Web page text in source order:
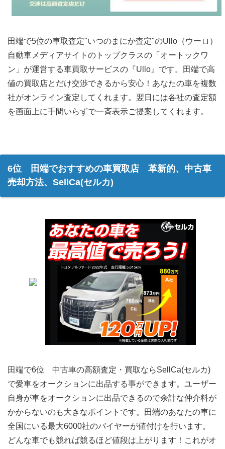
田端で5位の車取査定"いつのまにか査定"のUllo（ウーロ）
自動車メディアサイトのトップクラスの「オートックワ
ン」が運営する車買取サービスの『Ullo』です。田端で高
値の買取店とだけ交渉できるから安心！あなたの車を複数
社がオンライン査定してくれます。翌日には各社の査定額
を画面上に手間いらずで一斉表示ご提案してくれます。
6位 田端でおすすめの車買取店 革新的、中古車
売却方法、SellCa(セルカ)
田端で6位 中古車の高額査定・買取ならSellCa(セルカ)
で愛車をオークションに出品する事ができます。ユーザー
自身が車をオークションに出品できるので余計な仲介料が
かからないのも大きなポイントです。田端のあなたの車に
全国にいる最大6000社のバイヤーが値付けを行います。
どんな車でも競れば競るほど値段は上がります！これがオ